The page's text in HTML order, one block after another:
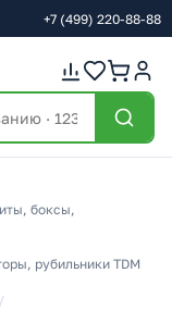
+7 (499) 220-88-88
боксы,
рубильники TDM
/